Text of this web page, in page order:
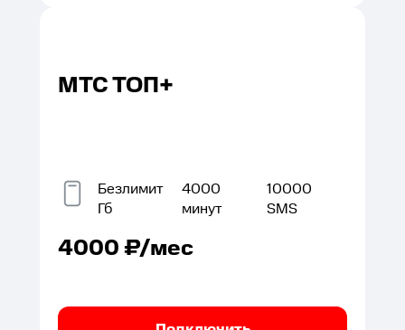
МТС ТОП+
Безлимит
Гб
4000
минут
10000
SMS
4000₽/мес